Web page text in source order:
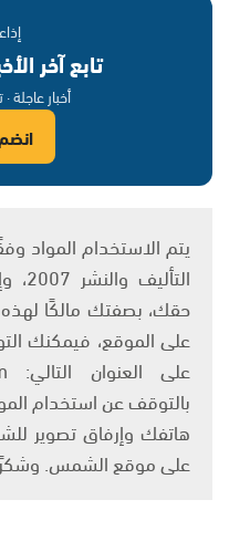
تابع آخر
أخبار عاجلة
حقك، بصفتك مالكًا
على الموقع، فيمكنك
بالتوقف عن استخدام
هاتفك وإرفاق تصوير
على موقع الشمس.